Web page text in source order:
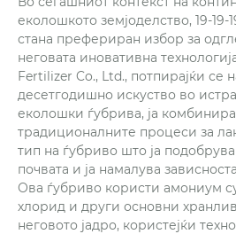
еколошкото земјоделство, 19-
стана префериран избор за
неговата иновативна
Fertilizer Co., Ltd., потпирајќи се
десетгодишно искуство во
еколошки ѓубрива, ја комбинира
традиционалните процеси за
тип на ѓубриво што ја
почвата и ја намалува
Ова ѓубриво користи амониум
хлорид и други основни
неговото јадро, користејќи